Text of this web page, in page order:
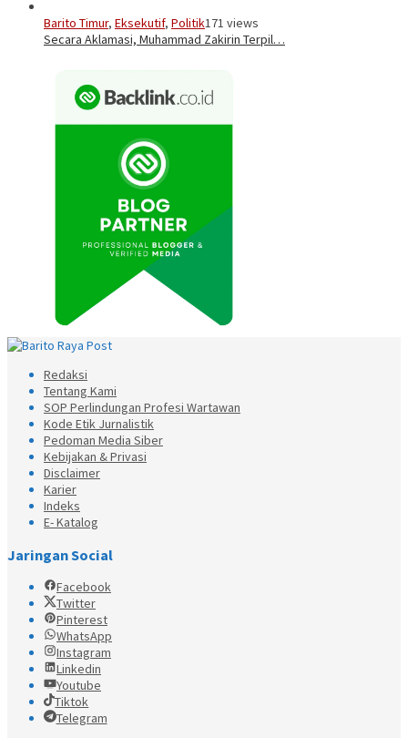
Barito Timur, Eksekutif, Politik171 views
Secara Aklamasi, Muhammad Zakirin Terpil…
Redaksi
Tentang Kami
SOP Perlindungan Profesi Wartawan
Kode Etik Jurnalistik
Pedoman Media Siber
Kebijakan & Privasi
Disclaimer
Karier
Indeks
E- Katalog
Jaringan Social
Facebook
Twitter
Pinterest
WhatsApp
Instagram
Linkedin
Youtube
Tiktok
Telegram